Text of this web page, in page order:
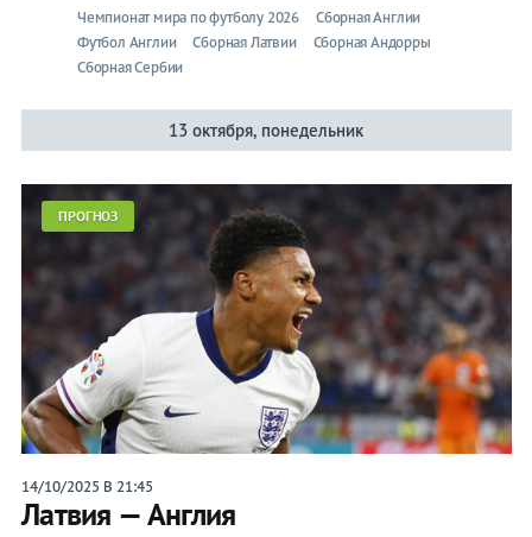
Чемпионат мира по футболу 2026
Сборная Англии
Футбол Англии
Сборная Латвии
Сборная Андорры
Сборная Сербии
13 октября, понедельник
ПРОГНОЗ
14/10/2025 В 21:45
Латвия — Англия